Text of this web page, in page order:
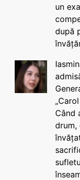
un
după
Când
drum,